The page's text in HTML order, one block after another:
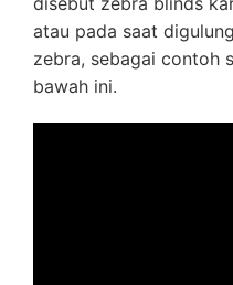
atau pada saat
zebra, sebagai contoh
bawah ini.